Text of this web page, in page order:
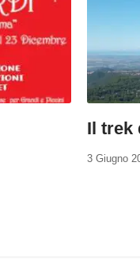
Il trek
3 Giugno